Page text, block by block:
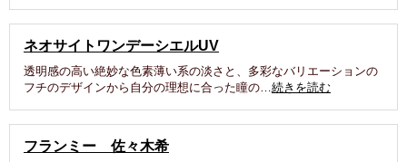
ネオサイトワンデーシエルUV
透明感の高い絶妙な色素薄い系の淡さと、多彩なバリエーションの
フチのデザインから自分の理想に合った瞳の…続きを読む
フランミー 佐々木希